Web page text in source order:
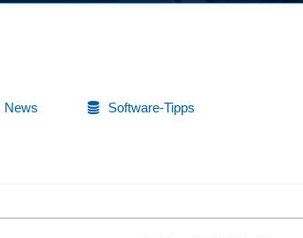
News Software-Tipps